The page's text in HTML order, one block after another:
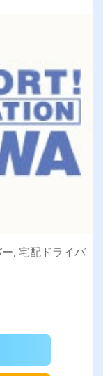
, 宅配ドライバ